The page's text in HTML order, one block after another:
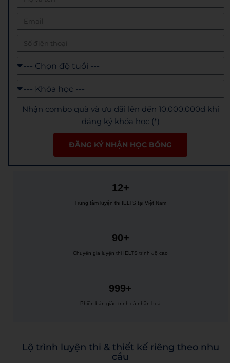
Nhận combo quà và ưu đãi lên đến 10.000.000đ khi
đăng ký khóa học (*)
ĐĂNG KÝ NHẬN HỌC BỔNG
12+
Trung tâm luyện thi IELTS tại Việt Nam
90+
Chuyên gia luyện thi IELTS trình độ cao
999+
Phiên bản giáo trình cá nhân hoá
Lộ trình luyện thi & thiết kế riêng theo nhu
cầu